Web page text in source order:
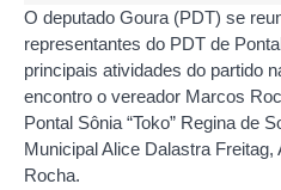
O deputado Goura (PDT) se
representantes do PDT de
principais atividades do partido
encontro o vereador Marcos
Pontal Sônia “Toko” Regina de
Municipal Alice Dalastra
Rocha.